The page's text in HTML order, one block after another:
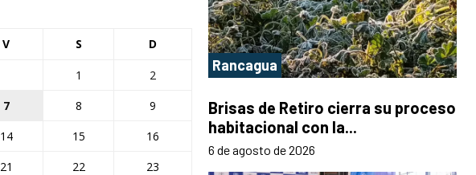
V S D
1
2
7 8
9
14 15
16
21 22
23
Rancagua
Brisas de Retiro cierra su proceso
habitacional con la...
6 de agosto de 2026